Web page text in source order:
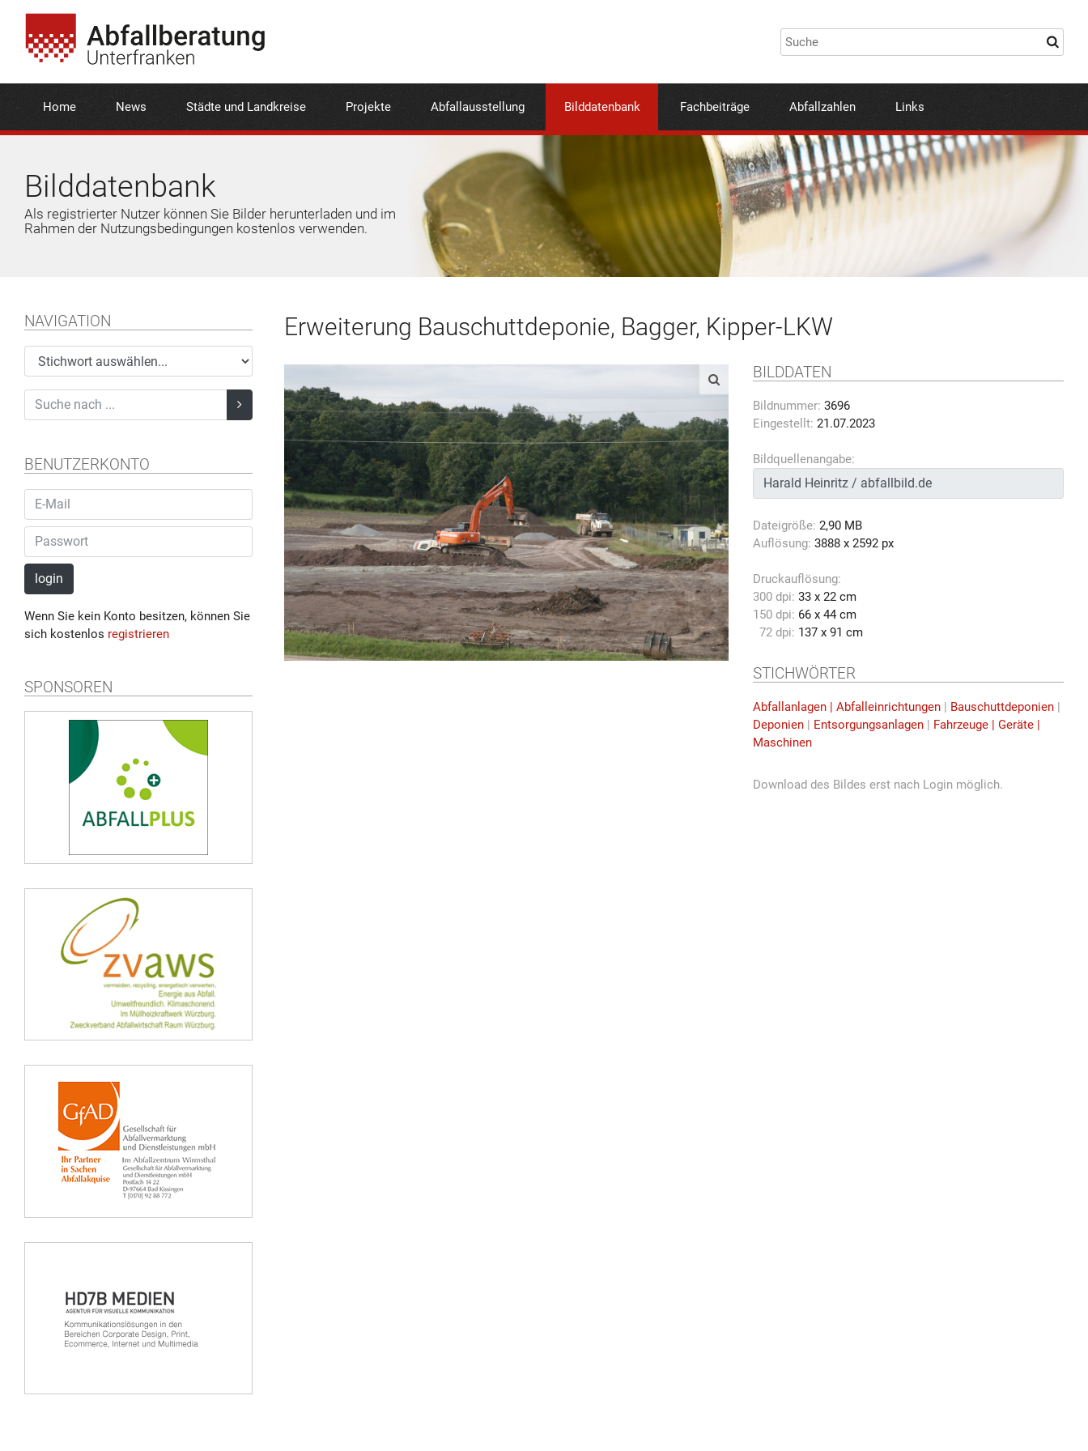
Home News Städte und Landkreise Projekte Abfallausstellung Bilddatenbank Fachbeiträge Abfallzahlen Links
Bilddatenbank
Als registrierter Nutzer können Sie Bilder herunterladen und im
Rahmen der Nutzungsbedingungen kostenlos verwenden.
NAVIGATION
BENUTZERKONTO
login
Wenn Sie kein Konto besitzen, können Sie
sich kostenlos registrieren
SPONSOREN
Erweiterung Bauschuttdeponie, Bagger, Kipper-LKW
BILDDATEN
Bildnummer: 3696
Eingestellt: 21.07.2023
Bildquellenangabe:
Dateigröße: 2,90 MB
Auflösung: 3888 x 2592 px
Druckauflösung:
300 dpi: 33 x 22 cm
150 dpi: 66 x 44 cm
72 dpi: 137 x 91 cm
STICHWÖRTER
Abfallanlagen | Abfalleinrichtungen | Bauschuttdeponien |
Deponien | Entsorgungsanlagen | Fahrzeuge | Geräte |
Maschinen
Download des Bildes erst nach Login möglich.